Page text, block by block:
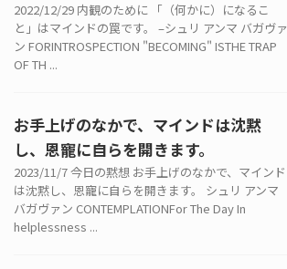
2022/12/29 内観のために 「（何かに）になるこ
と」はマインドの罠です。 –シュリ アンマ バガヴァ
ン FORINTROSPECTION "BECOMING" ISTHE TRAP
OF TH ...
お手上げのなかで、マインドは沈黙
し、恩寵に自らを開きます。
2023/11/7 今日の黙想 お手上げのなかで、マインド
は沈黙し、恩寵に自らを開きます。 シュリ アンマ
バガヴァン CONTEMPLATIONFor The Day In
helplessness ...